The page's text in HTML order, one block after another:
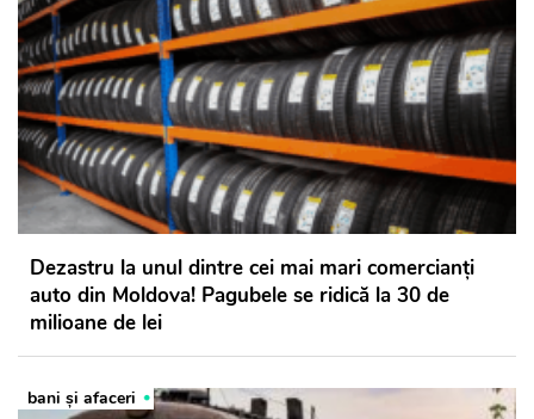
Dezastru la unul dintre cei mai mari comercianți
auto din Moldova! Pagubele se ridică la 30 de
milioane de lei
bani și afaceri